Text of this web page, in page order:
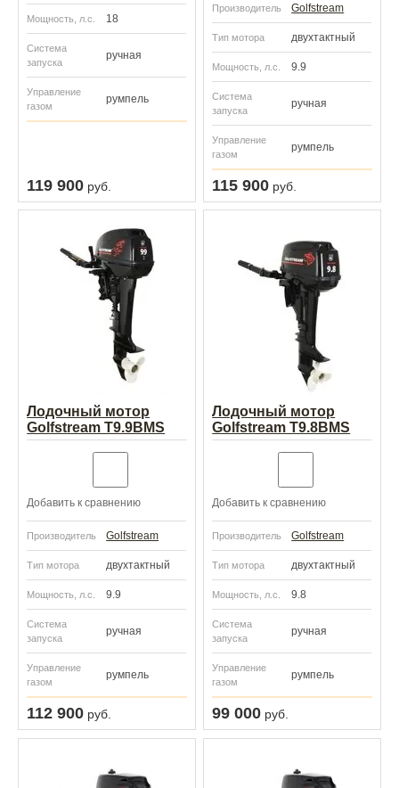
Мощность, л.с. 18
Система
запуска
ручная
Управление
газом
румпель
119 900 руб.
Производитель Golfstream
Тип мотора двухтактный
Мощность, л.с. 9.9
Система
запуска
ручная
Управление
газом
румпель
115 900 руб.
Лодочный мотор
Golfstream T9.9BMS
Добавить к сравнению
Производитель Golfstream
Тип мотора двухтактный
Мощность, л.с. 9.9
Система
запуска
ручная
Управление
газом
румпель
112 900 руб.
Лодочный мотор
Golfstream T9.8BMS
Добавить к сравнению
Производитель Golfstream
Тип мотора двухтактный
Мощность, л.с. 9.8
Система
запуска
ручная
Управление
газом
румпель
99 000 руб.